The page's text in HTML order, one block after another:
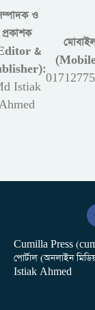
ও
প্রকাশক
&
Istiak
Cumilla Press
পোর্টাল (অনলাইন
Istiak Ahmed